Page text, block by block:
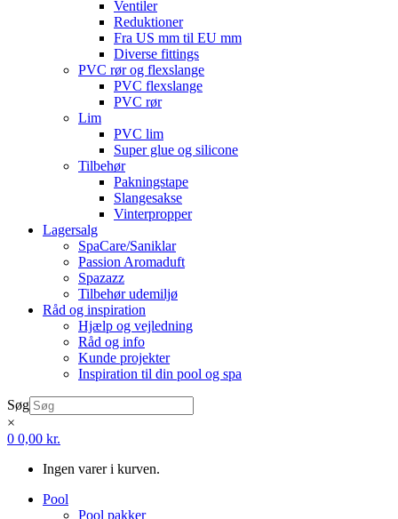
Ventiler
Reduktioner
Fra US mm til EU mm
Diverse fittings
PVC rør og flexslange
PVC flexslange
PVC rør
Lim
PVC lim
Super glue og silicone
Tilbehør
Pakningstape
Slangesakse
Vinterpropper
Lagersalg
SpaCare/Saniklar
Passion Aromaduft
Spazazz
Tilbehør udemiljø
Råd og inspiration
Hjælp og vejledning
Råd og info
Kunde projekter
Inspiration til din pool og spa
Søg
×
0 0,00 kr.
Ingen varer i kurven.
Pool
Pool pakker